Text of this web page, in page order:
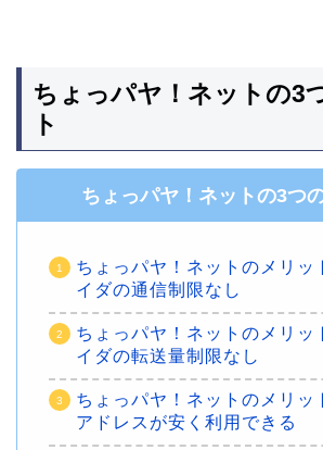
ちょっパヤ！ネットの3
ト
ちょっパヤ！ネットの3つ
ちょっパヤ！ネットのメリ
イダの通信制限なし
ちょっパヤ！ネットのメリ
イダの転送量制限なし
ちょっパヤ！ネットのメリ
アドレスが安く利用できる